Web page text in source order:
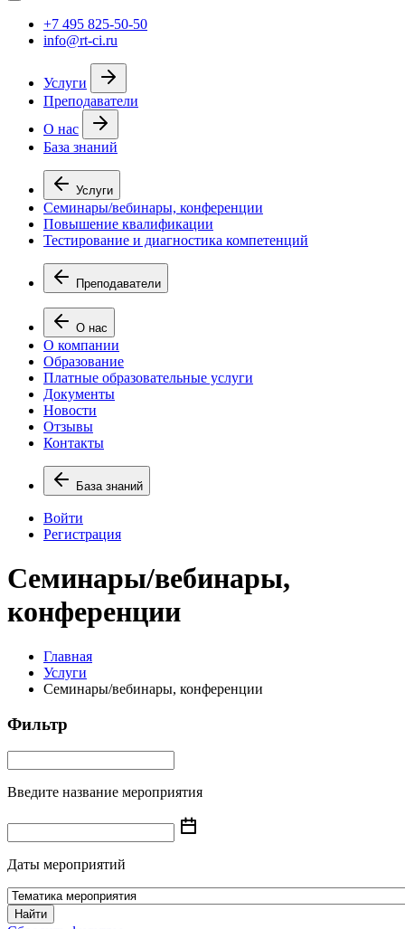
+7 495 825-50-50
info@rt-ci.ru
Услуги
Преподаватели
О нас
База знаний
Услуги
Семинары/вебинары, конференции
Повышение квалификации
Тестирование и диагностика компетенций
Преподаватели
О нас
О компании
Образование
Платные образовательные услуги
Документы
Новости
Отзывы
Контакты
База знаний
Войти
Регистрация
Семинары/вебинары,
конференции
Главная
Услуги
Семинары/вебинары, конференции
Фильтр
Введите название мероприятия
Даты мероприятий
Найти